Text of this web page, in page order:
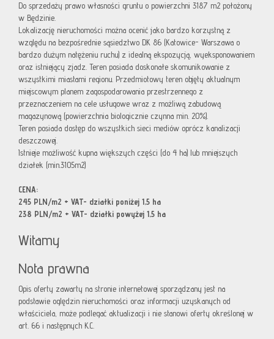
Do sprzedaży prawo własności gruntu o powierzchni 3187 m2 położony
w Będzinie.
Lokalizację nieruchomości można ocenić jako bardzo korzystną z
względu na bezpośrednie sąsiedztwo DK 86 (Katowice- Warszawa o
bardzo dużym natężeniu ruchu) z idealną ekspozycją, wyeksponowaniem
oraz istniejący zjadz. Teren posiada doskonałe skomunikowanie z
wszystkimi miastami regionu. Przedmiotowy teren objęty aktualnym
miejscowym planem zagospodarowania przestrzennego z
przeznaczeniem na cele usługowe wraz z możliwą zabudową
magazynową (powierzchnia biologicznie czynna min. 20%).
Teren posiada dostęp do wszystkich sieci mediów oprócz kanalizacji
deszczowej.
Istnieje możliwość kupna większych części (do 4 ha) lub mniejszych
działek (min.3105m2)
CENA:
245 PLN/m2 + VAT- działki poniżej 1,5 ha
238 PLN/m2 + VAT- działki powyżej 1,5 ha
Witamy
Nota prawna
Opis oferty zawarty na stronie internetowej sporządzany jest na
podstawie oględzin nieruchomości oraz informacji uzyskanych od
właściciela, może podlegać aktualizacji i nie stanowi oferty określonej w
art. 66 i następnych K.C.